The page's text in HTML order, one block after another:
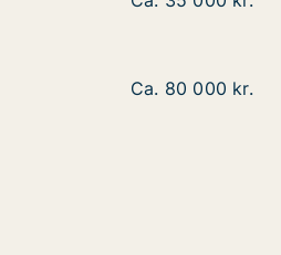
Ca. 325 m2 hus
Ca. 80 000 kr.